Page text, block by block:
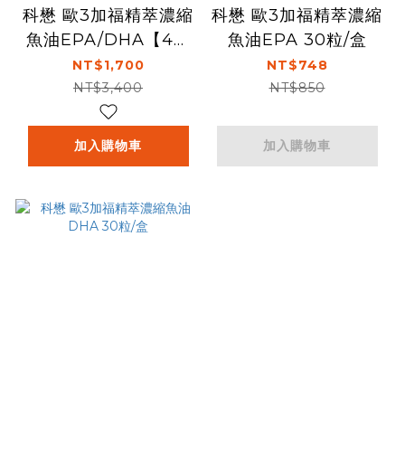
科懋 歐3加福精萃濃縮
魚油EPA/DHA【4盒
組】30粒/盒
NT$1,700
NT$3,400
加入購物車
科懋 歐3加福精萃濃縮
魚油EPA 30粒/盒
NT$748
NT$850
加入購物車